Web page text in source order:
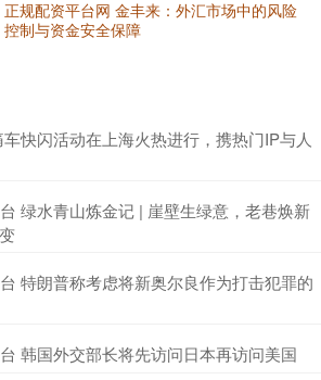
正规配资平台网 金丰来：外汇市场中的风险
控制与资金安全保障
快闪活动在上海火热进行，携热门IP与人
绿水青山炼金记 | 崖壁生绿意，老巷焕新
特朗普称考虑将新奥尔良作为打击犯罪的
韩国外交部长将先访问日本再访问美国